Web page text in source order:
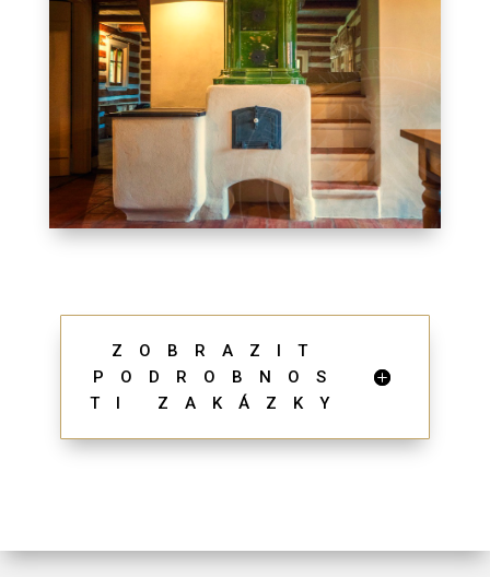
ZOBRAZIT
PODROBNOS
TI ZAKÁZKY